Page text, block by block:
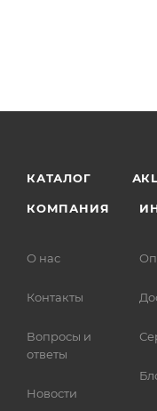
КАТАЛОГ
КОМПАНИЯ
О нас
Контакты
Вопросы и
ответы
Новости